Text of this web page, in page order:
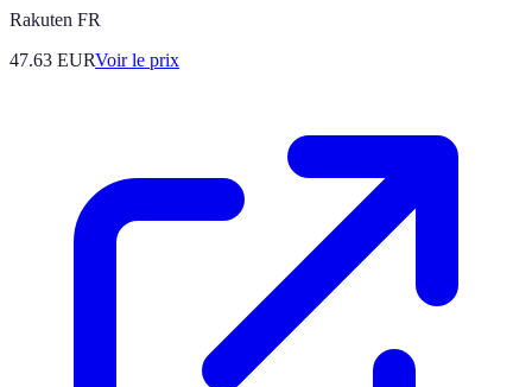
Rakuten FR
47.63 EURVoir le prix